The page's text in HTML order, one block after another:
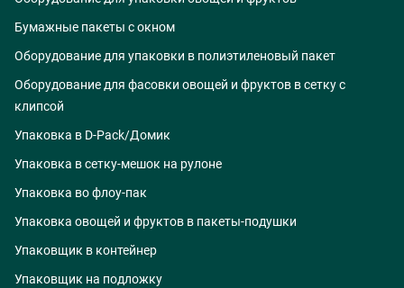
Бумажные пакеты с окном
Оборудование для упаковки в полиэтиленовый пакет
Оборудование для фасовки овощей и фруктов в сетку с
клипсой
Упаковка в D-Pack/Домик
Упаковка в сетку-мешок на рулоне
Упаковка во флоу-пак
Упаковка овощей и фруктов в пакеты-подушки
Упаковщик в контейнер
Упаковщик на подложку